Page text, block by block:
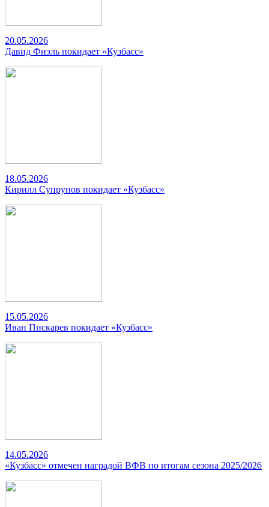
20.05.2026
Давид Фиэль покидает «Кузбасс»
18.05.2026
Кирилл Супрунов покидает «Кузбасс»
15.05.2026
Иван Пискарев покидает «Кузбасс»
14.05.2026
«Кузбасс» отмечен наградой ВФВ по итогам сезона 2025/2026